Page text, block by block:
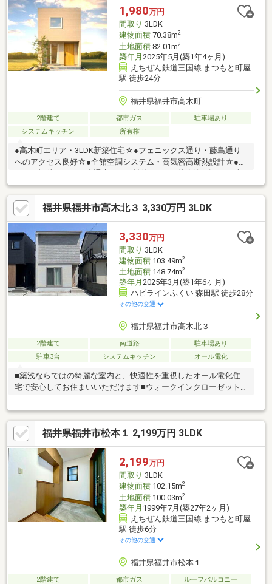
二の宮】へお任せください！●●ご見学・ご相談等は「0776-43-
6505」へ●●
1,980万円
間取り 3LDK
建物面積70.38m2
土地面積82.01m2
築年月 2025年5月(築1年4ヶ月)
えちぜん鉄道三国線 まつもと町屋
駅 徒歩24分
福井県福井市高木町
2階建て 都市ガス
駐車場あり
システムキッチン
所有権
●高木町エリア・3LDK新築住宅☆●フェニックス通り・藤島通り
へのアクセス良好☆●全館空調システム・高気密高断熱設計☆●ロ
野家 福井二の宮店まで距離約500ｍ（徒歩約7分）☆●セブンイレ
ブン福井経田1丁目店まで距離約650ｍ（徒歩約9分）☆●V・drug
二の宮店まで距離約750ｍ（徒歩約10分）☆●ゲンキー福井二の宮
店まで距離約900ｍ（車で約3分）☆●三心わくわく認定こども園
まで距離約1000ｍ（車で約3分）☆●クランデール二の宮まで距離
約1100ｍ（車で約4分）☆●福井総合クリニックまで距離約1900ｍ
（車…
福井県福井市高木北３ 3,330万円 3LDK
3,330万円
間取り 3LDK
建物面積103.49m2
土地面積148.74m2
築年月 2025年3月(築1年6ヶ月)
ハピラインふくい 森田駅 徒歩28分
その他の交通
福井県福井市高木北３
2階建て 南道路
駐車場あり
駐車3台
システムキッチン オール電化
■築浅ならではの綺麗な室内と、快適性を重視したオール電化住
宅で安心してお住まいいただけます■ウォークインクローゼット
ップフロアを採用しており、空間に変化を持たせた使い方ができ
るのも魅力です■エアコン2台・全室カーテン・宅配ボックス付き
で、すぐに新生活をスタートできる設備が整っています■小学校
も徒歩圏内で、周辺には生活利便施設も揃う暮らしやすい住環境
です■このチャンスを是非！お問合せをおまちしております！
福井県福井市松本１ 2,199万円 3LDK
2,199万円
間取り 3LDK
建物面積102.15m2
土地面積100.03m2
築年月 1999年7月(築27年2ヶ月)
えちぜん鉄道三国線 まつもと町屋
駅 徒歩6分
その他の交通
福井県福井市松本１
2階建て 都市ガス
ルーフバルコニー